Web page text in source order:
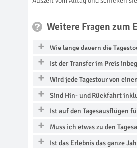
Weitere Fragen zum
Wie lange dauern die
Ist der Transfer im Preis
Wird jede Tagestour von
Sind Hin- und Rückfahrt
Ist auf den Tagesausflügen
Muss ich etwas zu den
Ist das Erlebnis das ganze